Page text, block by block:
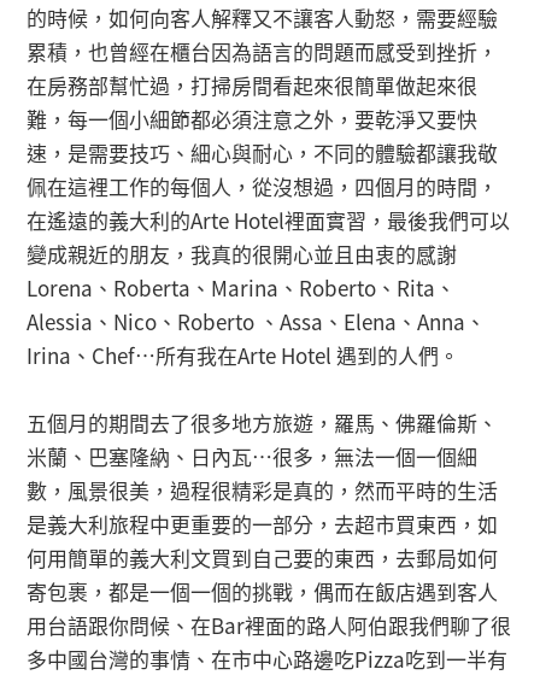
的時候，如何向客人解釋又不讓客人動怒，需要經驗
累積，也曾經在櫃台因為語言的問題而感受到挫折，
在房務部幫忙過，打掃房間看起來很簡單做起來很
難，每一個小細節都必須注意之外，要乾淨又要快
速，是需要技巧、細心與耐心，不同的體驗都讓我敬
佩在這裡工作的每個人，從沒想過，四個月的時間，
在遙遠的義大利的Arte Hotel裡面實習，最後我們可以
變成親近的朋友，我真的很開心並且由衷的感謝
Lorena、Roberta、Marina、Roberto、Rita、
Alessia、Nico、Roberto 、Assa、Elena、Anna、
Irina、Chef…所有我在Arte Hotel 遇到的人們。
五個月的期間去了很多地方旅遊，羅馬、佛羅倫斯、
米蘭、巴塞隆納、日內瓦…很多，無法一個一個細
數，風景很美，過程很精彩是真的，然而平時的生活
是義大利旅程中更重要的一部分，去超市買東西，如
何用簡單的義大利文買到自己要的東西，去郵局如何
寄包裹，都是一個一個的挑戰，偶而在飯店遇到客人
用台語跟你問候、在Bar裡面的路人阿伯跟我們聊了很
多中國台灣的事情、在市中心路邊吃Pizza吃到一半有